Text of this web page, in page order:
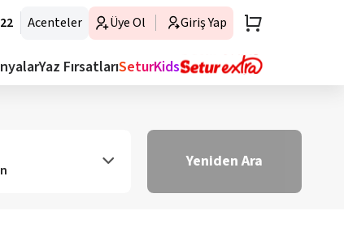
Acenteler Üye Ol Giriş Yap
Yaz FırsatlarıSeturKids
Yeniden Ara